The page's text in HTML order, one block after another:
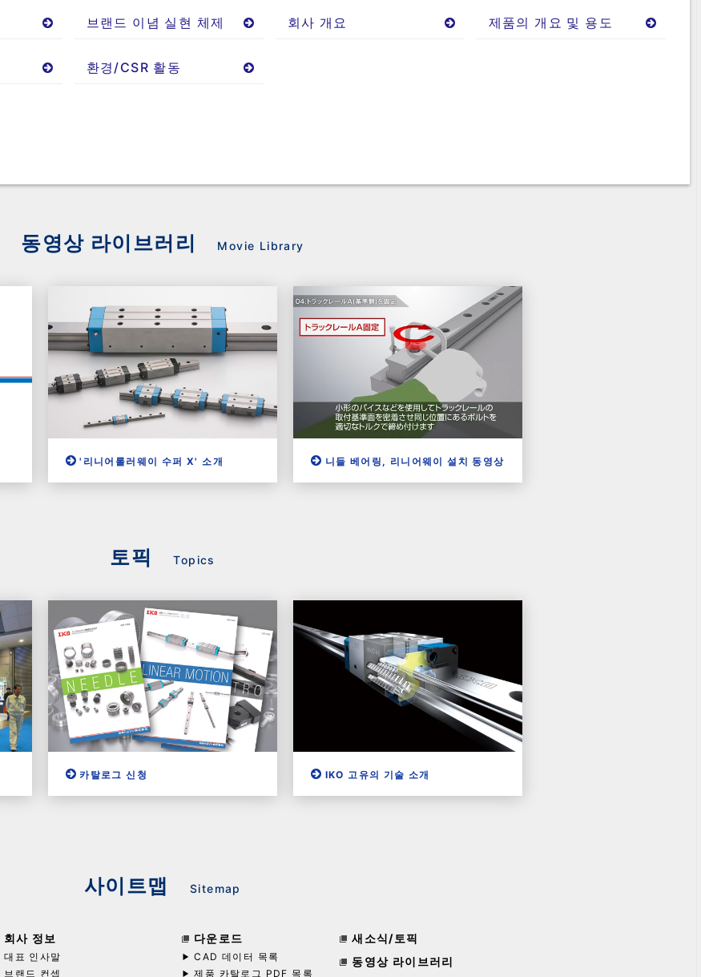
브랜드 이념 실현 체제 회사 개요 제품의 개요 및 용도
환경/CSR 활동
동영상 라이브러리 Movie Library
'리니어롤러웨이 수퍼 X' 소개 니들 베어링, 리니어웨이 설치 동영상
토픽Topics
카탈로그 신청 IKO 고유의 기술 소개
사이트맵Sitemap
회사 정보
대표 인사말
브랜드 컨셉
다운로드
CAD 데이터 목록
제품 카탈로그 PDF 목록
새소식/토픽
동영상 라이브러리